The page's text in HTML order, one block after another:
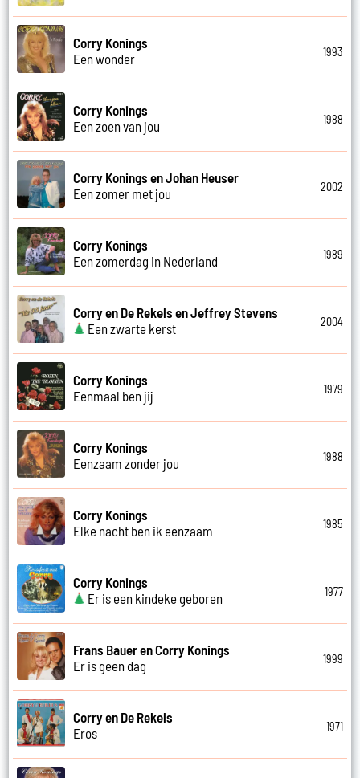
Corry Konings
Een wonder
1993
Corry Konings
Een zoen van jou
1988
Corry Konings en Johan Heuser
Een zomer met jou
2002
Corry Konings
Een zomerdag in Nederland
1989
Corry en De Rekels en Jeffrey Stevens
Een zwarte kerst
2004
Corry Konings
Eenmaal ben jij
1979
Corry Konings
Eenzaam zonder jou
1988
Corry Konings
Elke nacht ben ik eenzaam
1985
Corry Konings
Er is een kindeke geboren
1977
Frans Bauer en Corry Konings
Er is geen dag
1999
Corry en De Rekels
Eros
1971